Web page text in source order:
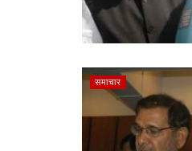
समाचार